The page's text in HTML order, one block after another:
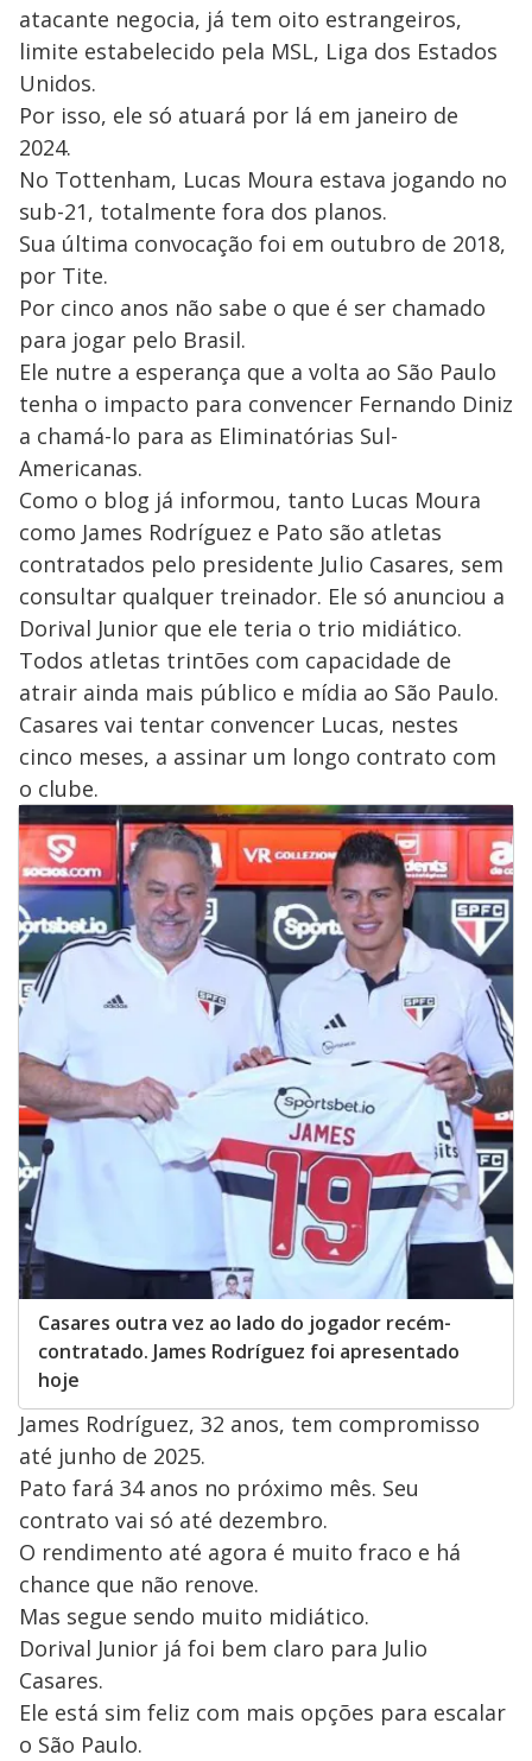
atacante negocia, já tem oito estrangeiros,
limite estabelecido pela MSL, Liga dos Estados
Unidos.
Por isso, ele só atuará por lá em janeiro de
2024.
No Tottenham, Lucas Moura estava jogando no
sub-21, totalmente fora dos planos.
Sua última convocação foi em outubro de 2018,
por Tite.
Por cinco anos não sabe o que é ser chamado
para jogar pelo Brasil.
Ele nutre a esperança que a volta ao São Paulo
tenha o impacto para convencer Fernando Diniz
a chamá-lo para as Eliminatórias Sul-
Americanas.
Como o blog já informou, tanto Lucas Moura
como James Rodríguez e Pato são atletas
contratados pelo presidente Julio Casares, sem
consultar qualquer treinador. Ele só anunciou a
Dorival Junior que ele teria o trio midiático.
Todos atletas trintões com capacidade de
atrair ainda mais público e mídia ao São Paulo.
Casares vai tentar convencer Lucas, nestes
cinco meses, a assinar um longo contrato com
o clube.
Casares outra vez ao lado do jogador recém-
contratado. James Rodríguez foi apresentado
hoje
James Rodríguez, 32 anos, tem compromisso
até junho de 2025.
Pato fará 34 anos no próximo mês. Seu
contrato vai só até dezembro.
O rendimento até agora é muito fraco e há
chance que não renove.
Mas segue sendo muito midiático.
Dorival Junior já foi bem claro para Julio
Casares.
Ele está sim feliz com mais opções para escalar
o São Paulo.